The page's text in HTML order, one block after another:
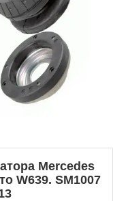
Mercedes
W639. SM1007